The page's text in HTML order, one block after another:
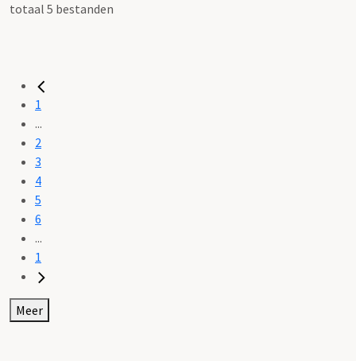
totaal 5 bestanden
1
...
2
3
4
5
6
...
1
Meer